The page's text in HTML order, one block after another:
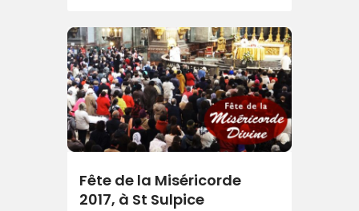
Fête de la Miséricorde
2017, à St Sulpice